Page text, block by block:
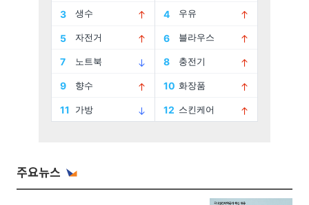
주요뉴스